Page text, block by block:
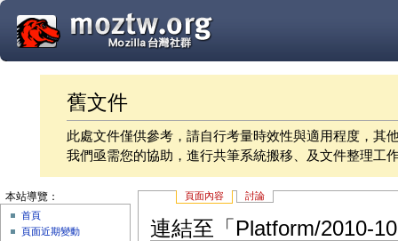
舊文件
此處文件僅供參考，請自行考量時效性與適用程度，其
我們亟需您的協助，進行共筆系統搬移、及文件整理工
頁面內容 討論
連結至「Platform/2010-
本站導覽：
首頁
頁面近期變動